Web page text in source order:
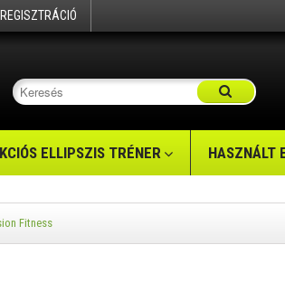
REGISZTRÁCIÓ
ELLIPSZIS TRÉNER HASZNÁLT
Fitness